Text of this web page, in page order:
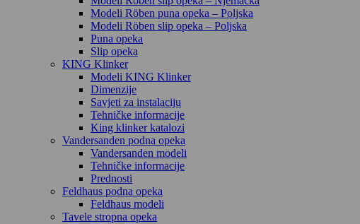
Modeli Röben puna opeka – Poljska
Modeli Röben slip opeka – Poljska
Puna opeka
Slip opeka
KING Klinker
Modeli KING Klinker
Dimenzije
Savjeti za instalaciju
Tehničke informacije
King klinker katalozi
Vandersanden podna opeka
Vandersanden modeli
Tehničke informacije
Prednosti
Feldhaus podna opeka
Feldhaus modeli
Tavele stropna opeka